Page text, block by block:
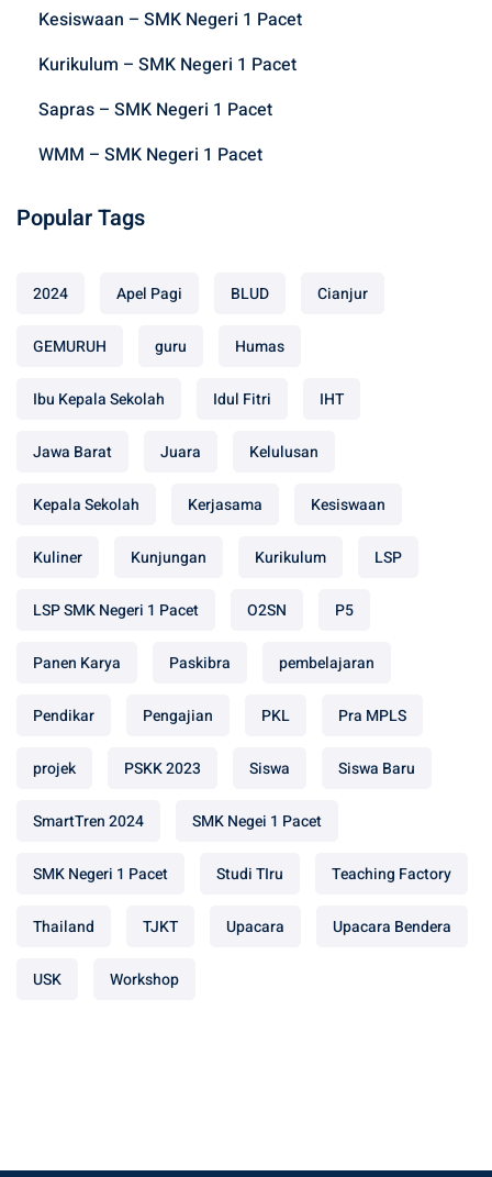
Kesiswaan – SMK Negeri 1 Pacet
Kurikulum – SMK Negeri 1 Pacet
Sapras – SMK Negeri 1 Pacet
WMM – SMK Negeri 1 Pacet
Popular Tags
2024 Apel Pagi BLUD Cianjur
GEMURUH guru Humas
Ibu Kepala Sekolah Idul Fitri IHT
Jawa Barat Juara Kelulusan
Kepala Sekolah Kerjasama Kesiswaan
Kuliner Kunjungan Kurikulum LSP
LSP SMK Negeri 1 Pacet O2SN P5
Panen Karya Paskibra pembelajaran
Pendikar Pengajian PKL Pra MPLS
projek PSKK 2023 Siswa Siswa Baru
SmartTren 2024 SMK Negei 1 Pacet
SMK Negeri 1 Pacet Studi TIru Teaching Factory
Thailand TJKT Upacara Upacara Bendera
USK Workshop